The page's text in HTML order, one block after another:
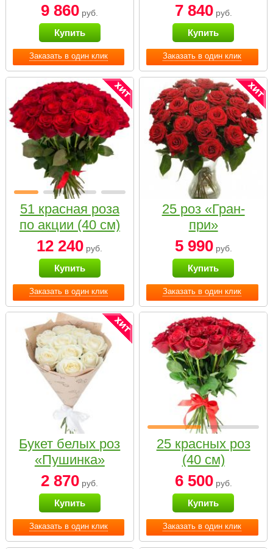
Заказать в один клик
9 860 руб.
Купить
Заказать в один клик
7 840руб.
Купить
Заказать в один клик
51 красная роза
по акции (40 см)
12 240 руб.
Купить
Заказать в один клик
25 роз «Гран-
при»
5 990руб.
Купить
Заказать в один клик
Букет белых роз
«Пушинка»
2 870 руб.
Купить
Заказать в один клик
25 красных роз
(40 см)
6 500руб.
Купить